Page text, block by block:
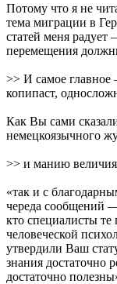
Потому что я не
тема миграции в
статей меня
перемещения
>> И самое главное
копипаст,
Как Вы сами
немецкоязычного
>> и манию
«так и с
череда сообщений —
кто специалисты
человеческой
утвердили Ваш
знания достаточно
достаточно